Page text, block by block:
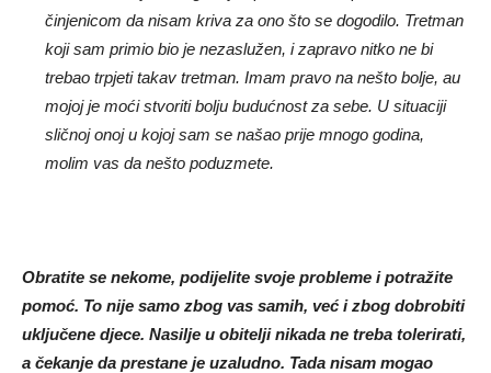
činjenicom da nisam kriva za ono što se dogodilo. Tretman
koji sam primio bio je nezaslužen, i zapravo nitko ne bi
trebao trpjeti takav tretman. Imam pravo na nešto bolje, au
mojoj je moći stvoriti bolju budućnost za sebe. U situaciji
sličnoj onoj u kojoj sam se našao prije mnogo godina,
molim vas da nešto poduzmete.
Obratite se nekome, podijelite svoje probleme i potražite
pomoć. To nije samo zbog vas samih, već i zbog dobrobiti
uključene djece. Nasilje u obitelji nikada ne treba tolerirati,
a čekanje da prestane je uzaludno. Tada nisam mogao